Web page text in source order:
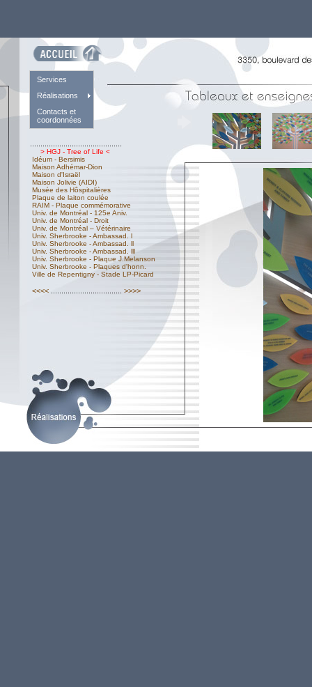
Services
Réalisations
Contacts et
coordonnées
> HGJ - Tree of Life <
Idéum - Bersimis
Maison Adhémar-Dion
Maison d'Israël
Maison Jolivie (AIDI)
Musée des Hôspitalières
Plaque de laiton coulée
RAIM - Plaque commémorative
Univ. de Montréal - 125e Aniv.
Univ. de Montréal - Droit
Univ. de Montréal – Vétérinaire
Univ. Sherbrooke - Ambassad. l
Univ. Sherbrooke - Ambassad. ll
Univ. Sherbrooke - Ambassad. lll
Univ. Sherbrooke - Plaque J.Melanson
Univ. Sherbrooke - Plaques d'honn.
Ville de Repentigny - Stade LP-Picard
<<<< >>>>